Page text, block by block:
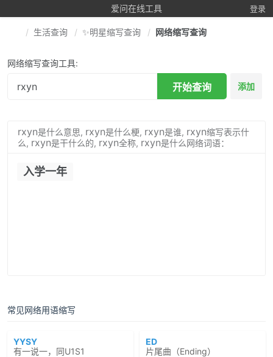
爱问在线工具 登录
生活查询 ✨明星缩写查询 网络缩写查询
网络缩写查询工具:
开始查询 添加
rxyn是什么意思, rxyn是什么梗, rxyn是谁, rxyn缩写表示什
么, rxyn是干什么的, rxyn全称, rxyn是什么网络词语：
入学一年
常见网络用语缩写
YYSY
有一说一，同U1S1
ED
片尾曲（Ending）